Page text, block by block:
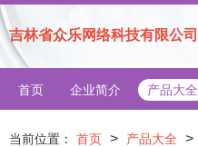
吉林省众乐网络科技有限公司
首页 企业简介 产品大全
当前位置： 首页 > 产品大全 >